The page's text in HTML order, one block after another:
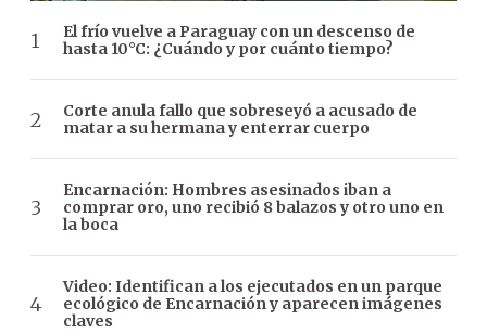
El frío vuelve a Paraguay con un descenso de
hasta 10°C: ¿Cuándo y por cuánto tiempo?
Corte anula fallo que sobreseyó a acusado de
matar a su hermana y enterrar cuerpo
Encarnación: Hombres asesinados iban a
comprar oro, uno recibió 8 balazos y otro uno en
la boca
Video: Identifican a los ejecutados en un parque
ecológico de Encarnación y aparecen imágenes
claves